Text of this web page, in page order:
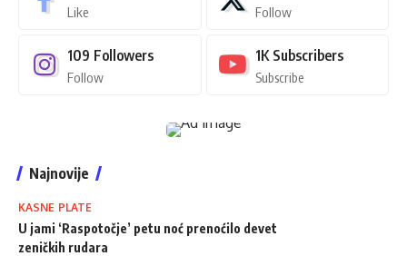
Like Follow
109 Followers
Follow
1K Subscribers
Subscribe
Najnovije
KASNE PLATE
U jami ‘Raspotočje’ petu noć prenoćilo devet
zeničkih rudara